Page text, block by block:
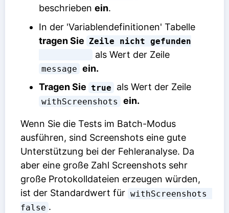
beschrieben ein.
In der 'Variablendefinitionen' Tabelle
tragen Sie Zeile nicht gefunden
als Wert der Zeile
message ein.
Tragen Sie true als Wert der Zeile
withScreenshots ein.
Wenn Sie die Tests im Batch-Modus
ausführen, sind Screenshots eine gute
Unterstützung bei der Fehleranalyse. Da
aber eine große Zahl Screenshots sehr
große Protokolldateien erzeugen würden,
ist der Standardwert für withScreenshots
false .